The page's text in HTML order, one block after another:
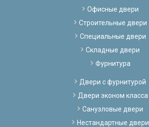
Офисные двери
Строительные двери
Специальные двери
Складные двери
Фурнитура
Двери с фурнитурой
Двери эконом класса
Санузловые двери
Нестандартные двери